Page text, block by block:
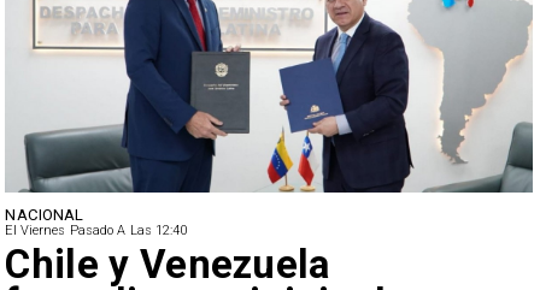
NACIONAL
El Viernes Pasado A Las 12:40
Feriantes rechazan dichos